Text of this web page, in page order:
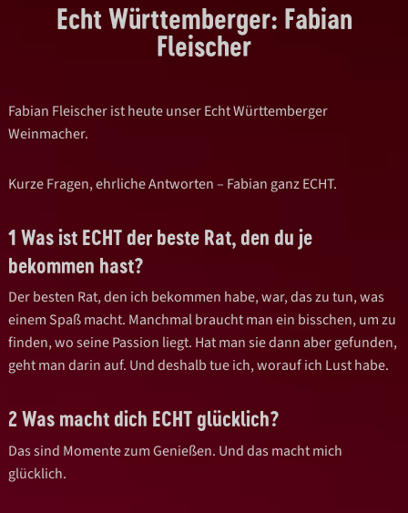
Echt Württemberger: Fabian
Fleischer
Fabian Fleischer ist heute unser Echt Württemberger
Weinmacher.
Kurze Fragen, ehrliche Antworten – Fabian ganz ECHT.
1 Was ist ECHT der beste Rat, den du je
bekommen hast?
Der besten Rat, den ich bekommen habe, war, das zu tun, was
einem Spaß macht. Manchmal braucht man ein bisschen, um zu
finden, wo seine Passion liegt. Hat man sie dann aber gefunden,
geht man darin auf. Und deshalb tue ich, worauf ich Lust habe.
2 Was macht dich ECHT glücklich?
Das sind Momente zum Genießen. Und das macht mich
glücklich.